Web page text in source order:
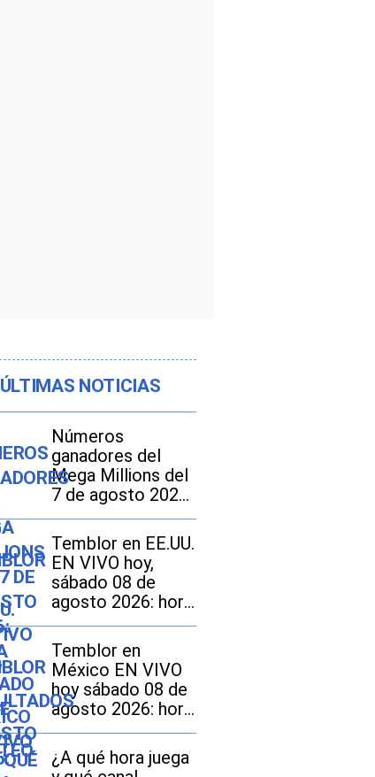
ÚLTIMAS NOTICIAS
Números
ganadores del
Mega Millions del
7 de agosto 2026:
mira los
resultados del
sorteo con
jackpot de $70
millones en EE.UU.
Temblor en EE.UU.
EN VIVO hoy,
sábado 08 de
agosto 2026: hora
exacta, magnitud y
dónde fue el
epicentro del
último sismo
Temblor en
México EN VIVO
hoy sábado 08 de
agosto 2026: hora
exacta, magnitud y
dónde fue el
epicentro del
¿A qué hora juega